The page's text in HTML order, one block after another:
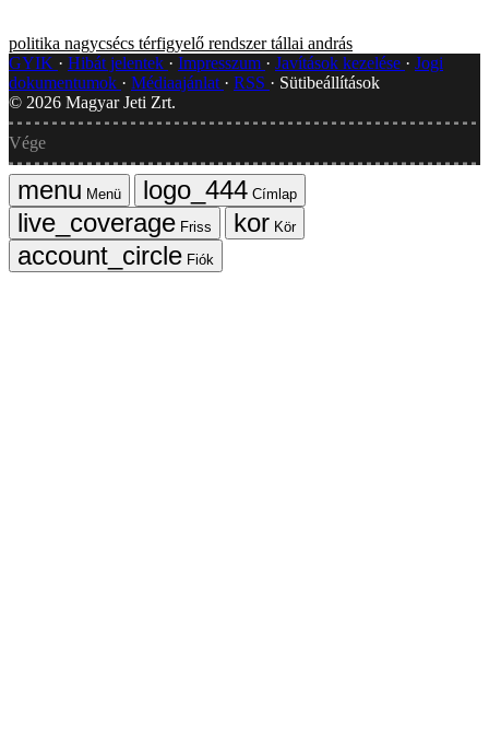
politika nagycsécs térfigyelő rendszer tállai andrás
GYIK
Hibát jelentek Impresszum Javítások kezelése
Jogi
dokumentumok
Médiaajánlat RSS
Sütibeállítások
© 2026 Magyar Jeti Zrt.
Vége
Menü
Címlap
Friss
Kör
Fiók